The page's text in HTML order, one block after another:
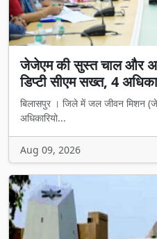
जेजेएम की सुस्त चाल और
डिप्टी सीएम सख्त, 4
बिलासपुर । जिले में जल जीवन मिशन
अधिकारियो...
Aug 09, 2026